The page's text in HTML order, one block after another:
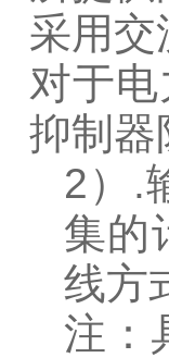
采用交
对于
抑制器
2 ） .
集的
线方
注：